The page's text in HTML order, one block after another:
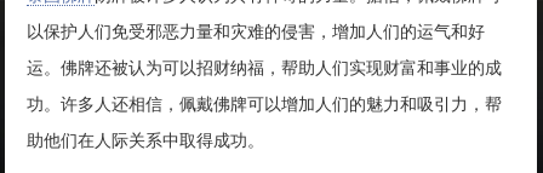
以保护人们免受邪恶力量和灾难的侵害，增加人们的运气和好
运。佛牌还被认为可以招财纳福，帮助人们实现财富和事业的成
功。许多人还相信，佩戴佛牌可以增加人们的魅力和吸引力，帮
助他们在人际关系中取得成功。